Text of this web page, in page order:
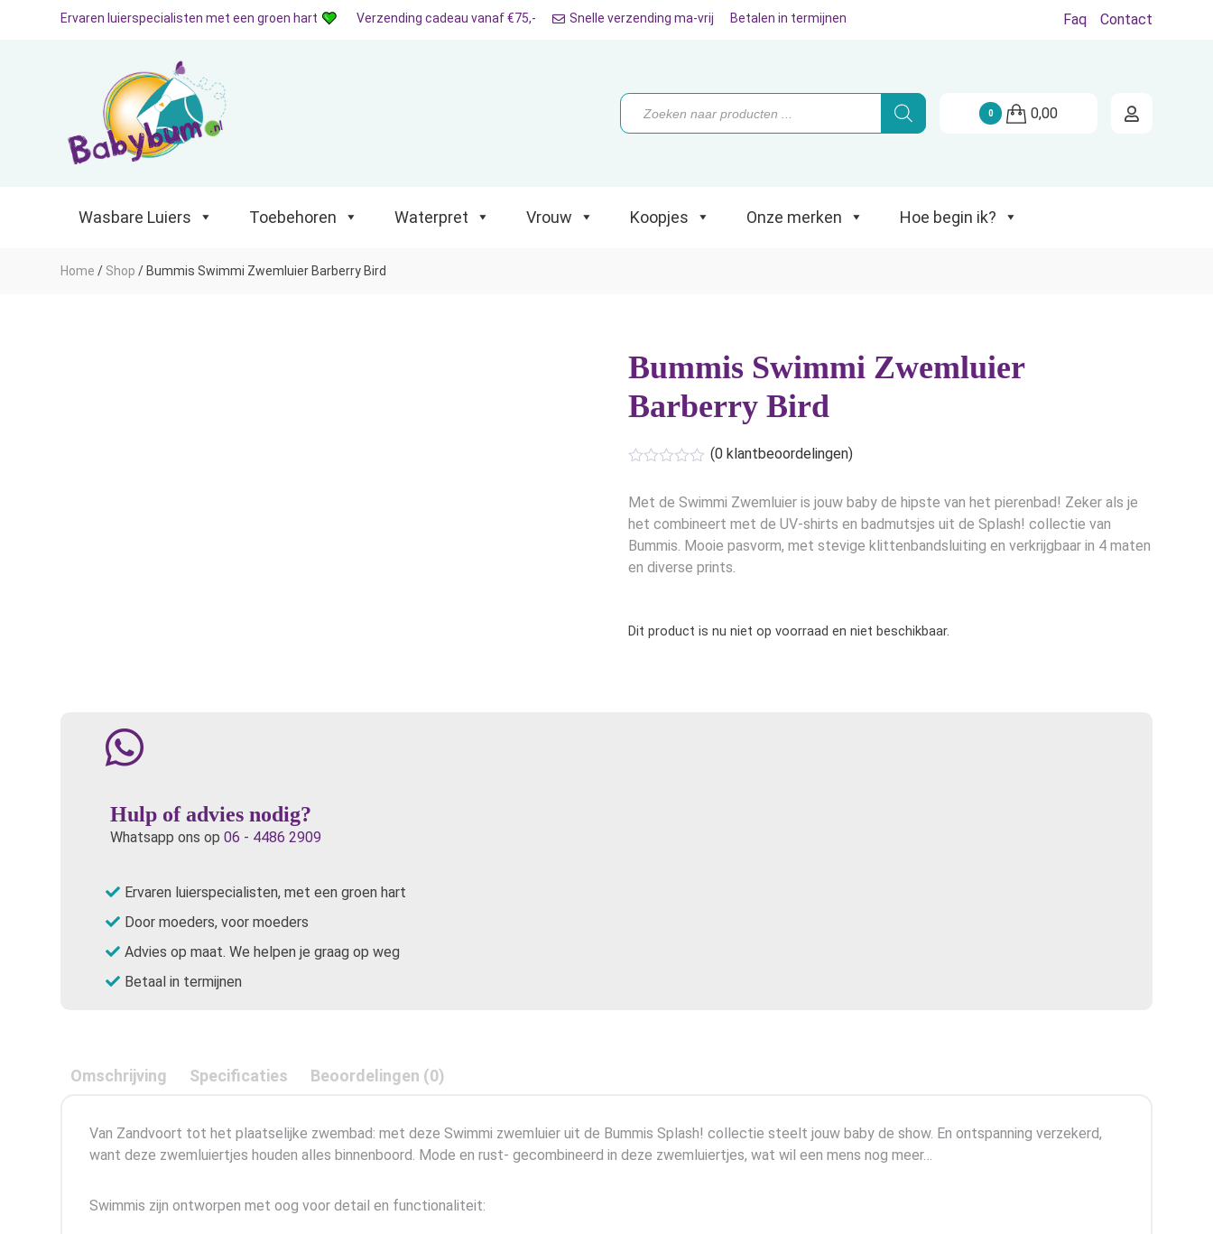
Wasbare Luiers Toebehoren Koopjes Onze merken Hoe begin ik?
Ervaren luierspecialisten met een groen hart Verzending cadeau vanaf €75,- Snelle verzending ma-vrij Betalen in termijnen Faq Contact
Producten
zoeken
0 0,00
Wasbare Luiers Toebehoren Waterpret Vrouw Koopjes Onze merken Hoe begin ik?
Home / Shop / Bummis Swimmi Zwemluier Barberry Bird
Bummis Swimmi Zwemluier
Barberry Bird
(0klantbeoordelingen)
Met de Swimmi Zwemluier is jouw baby de hipste van het pierenbad! Zeker als je
het combineert met de UV-shirts en badmutsjes uit de Splash! collectie van
Bummis. Mooie pasvorm, met stevige klittenbandsluiting en verkrijgbaar in 4 maten
en diverse prints.
Dit product is nu niet op voorraad en niet beschikbaar.
Hulp of advies nodig?
Whatsapp ons op 06 - 4486 2909
Ervaren luierspecialisten, met een groen hart
Door moeders, voor moeders
Advies op maat. We helpen je graag op weg
Betaal in termijnen
Omschrijving Specificaties Beoordelingen (0)
Van Zandvoort tot het plaatselijke zwembad: met deze Swimmi zwemluier uit de Bummis Splash! collectie steelt jouw baby de show. En ontspanning verzekerd,
want deze zwemluiertjes houden alles binnenboord. Mode en rust- gecombineerd in deze zwemluiertjes, wat wil een mens nog meer…
Swimmis zijn ontworpen met oog voor detail en functionaliteit: